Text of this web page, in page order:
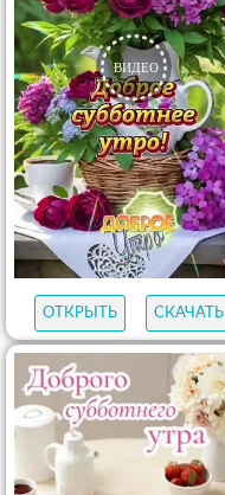
ОТКРЫТЬ СКАЧАТЬ